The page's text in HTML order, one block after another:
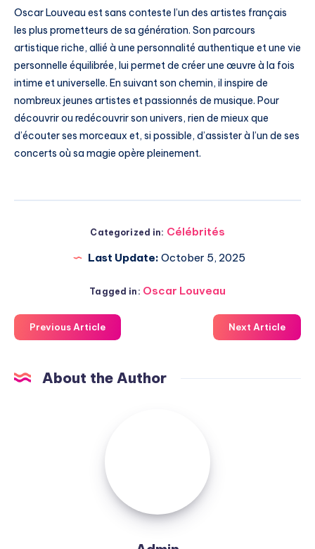
Oscar Louveau est sans conteste l’un des artistes français
les plus prometteurs de sa génération. Son parcours
artistique riche, allié à une personnalité authentique et une vie
personnelle équilibrée, lui permet de créer une œuvre à la fois
intime et universelle. En suivant son chemin, il inspire de
nombreux jeunes artistes et passionnés de musique. Pour
découvrir ou redécouvrir son univers, rien de mieux que
d’écouter ses morceaux et, si possible, d’assister à l’un de ses
concerts où sa magie opère pleinement.
Categorized in: Célébrités
Last Update: October 5, 2025
Tagged in: Oscar Louveau
Previous Article Next Article
About the Author